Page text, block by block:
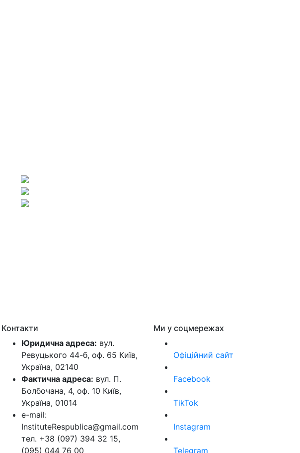
Контакти
Юридична адреса: вул.
Ревуцького 44-б, оф. 65 Київ,
Україна, 02140
Фактична адреса: вул. П.
Болбочана, 4, оф. 10 Київ,
Україна, 01014
e-mail:
InstituteRespublica@gmail.com
тел. +38 (097) 394 32 15,
(095) 044 76 00
Ми у соцмережах
Офіційний сайт
Facebook
TikTok
Instagram
Telegram